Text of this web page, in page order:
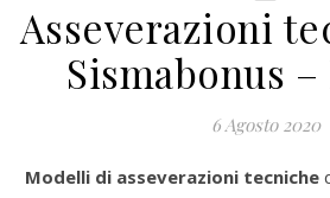
Asseverazioni
Sismabonus
6 Agosto 2020
Modelli di asseverazioni tecniche